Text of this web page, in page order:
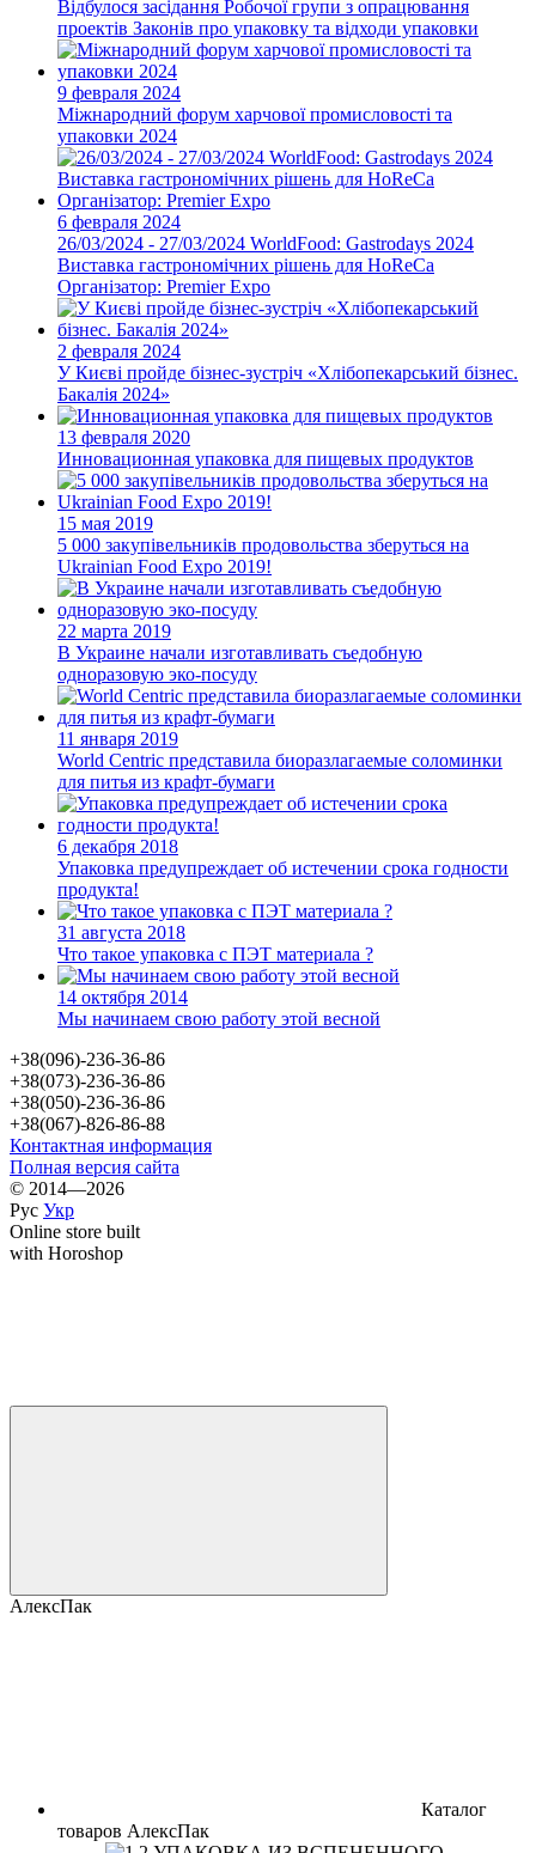
Відбулося засідання Робочої групи з опрацювання
проектів Законів про упаковку та відходи упаковки
9 февраля 2024
Міжнародний форум харчової промисловості та
упаковки 2024
6 февраля 2024
26/03/2024 - 27/03/2024 WorldFood: Gastrodays 2024
Виставка гастрономічних рішень для HoReCa
Організатор: Premier Expo
2 февраля 2024
У Києві пройде бізнес-зустріч «Хлібопекарський бізнес.
Бакалія 2024»
13 февраля 2020
Инновационная упаковка для пищевых продуктов
15 мая 2019
5 000 закупівельників продовольства зберуться на
Ukrainian Food Expo 2019!
22 марта 2019
В Украине начали изготавливать съедобную
одноразовую эко-посуду
11 января 2019
World Centric представила биоразлагаемые соломинки
для питья из крафт-бумаги
6 декабря 2018
Упаковка предупреждает об истечении срока годности
продукта!
31 августа 2018
Что такое упаковка с ПЭТ материала ?
14 октября 2014
Мы начинаем свою работу этой весной
+38(096)-236-36-86
+38(073)-236-36-86
+38(050)-236-36-86
+38(067)-826-86-88
Контактная информация
Полная версия сайта
© 2014—2026
Рус Укр
Online store built
with Horoshop
АлексПак
Каталог
товаров АлексПак